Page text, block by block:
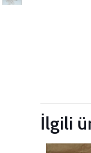
İlgili